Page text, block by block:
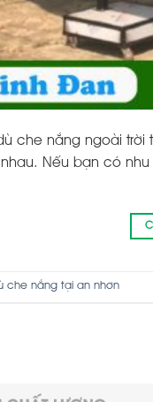
che nắng ngoài trời
Nếu bạn có
che nắng tại an nhơn